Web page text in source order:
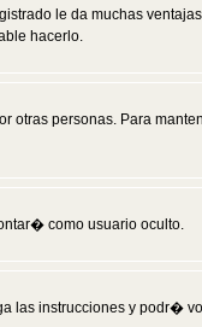
le da muchas
hacerlo.
otras personas. Para
como usuario oculto.
las instrucciones y podr�